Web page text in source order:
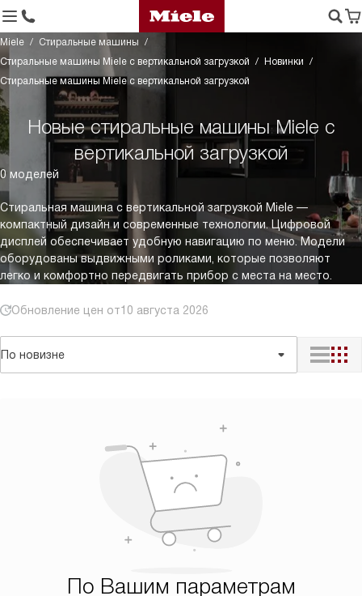
Miele
Стиральные машины
Стиральные машины Miele с вертикальной загрузкой
Новинки
Стиральные машины Miele с вертикальной загрузкой
Новые стиральные машины Miele с
вертикальной загрузкой
0 моделей
Стиральная машина с вертикальной загрузкой Miele —
компактный дизайн и современные технологии. Цифровой
дисплей обеспечивает удобную навигацию по меню. Модели
оборудованы выдвижными роликами, которые позволяют
легко и комфортно передвигать прибор с места на место.
Обновление цен от10 августа 2026
По новизне
По Вашим параметрам